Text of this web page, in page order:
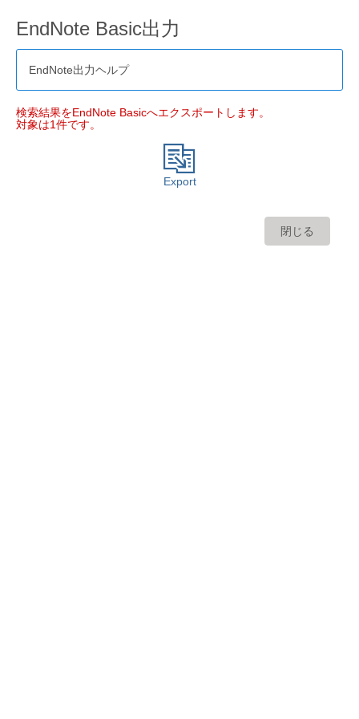
EndNote Basic出力
EndNote出力ヘルプ
検索結果をEndNote Basicへエクスポートします。
対象は1件です。
Export